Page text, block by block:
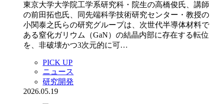
東京大学大学院工学系研究科・院生の高橋俊氏、講師
の前田拓也氏、同先端科学技術研究センター・教授の
小関泰之氏らの研究グループは、次世代半導体材料で
ある窒化ガリウム（GaN）の結晶内部に存在する転位
を、非破壊かつ3次元的に可…
PICK UP
ニュース
研究開発
2026.05.19